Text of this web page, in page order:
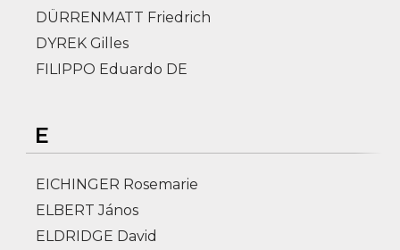
DÜRRENMATT Friedrich
DYREK Gilles
FILIPPO Eduardo DE
E
EICHINGER Rosemarie
ELBERT János
ELDRIDGE David